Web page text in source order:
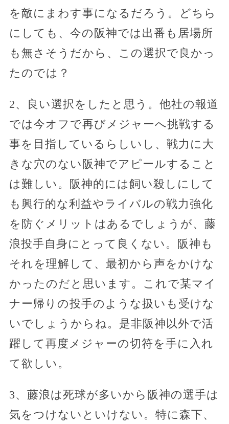
を敵にまわす事になるだろう。どちら
にしても、今の阪神では出番も居場所
も無さそうだから、この選択で良かっ
たのでは？
2、良い選択をしたと思う。他社の報道
では今オフで再びメジャーへ挑戦する
事を目指しているらしいし、戦力に大
きな穴のない阪神でアピールすること
は難しい。阪神的には飼い殺しにして
も興行的な利益やライバルの戦力強化
を防ぐメリットはあるでしょうが、藤
浪投手自身にとって良くない。阪神も
それを理解して、最初から声をかけな
かったのだと思います。これで某マイ
ナー帰りの投手のような扱いも受けな
いでしょうからね。是非阪神以外で活
躍して再度メジャーの切符を手に入れ
て欲しい。
3、藤浪は死球が多いから阪神の選手は
気をつけないといけない。特に森下、